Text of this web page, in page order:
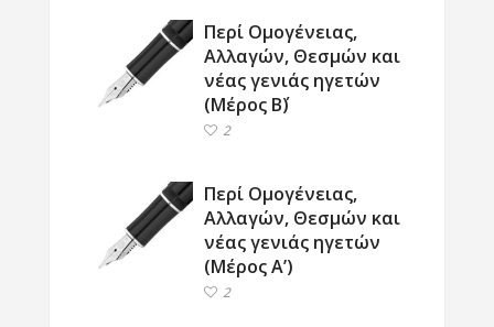
Περί Ομογένειας,
Αλλαγών, Θεσμών και
νέας γενιάς ηγετών
(Μέρος Β΄)
2
Περί Ομογένειας,
Αλλαγών, Θεσμών και
νέας γενιάς ηγετών
(Μέρος Α’)
2